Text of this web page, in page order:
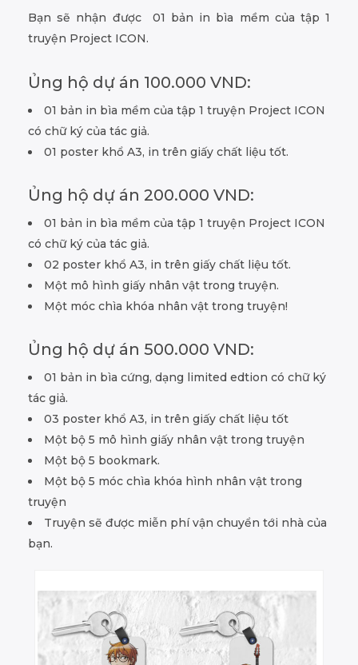
Bạn sẽ nhận được 01 bản in bìa mềm của tập 1
truyện Project ICON.
Ủng hộ dự án 100.000 VND:
01 bản in bìa mềm của tập 1 truyện Project ICON
có chữ ký của tác giả.
01 poster khổ A3, in trên giấy chất liệu tốt.
Ủng hộ dự án 200.000 VND:
01 bản in bìa mềm của tập 1 truyện Project ICON
có chữ ký của tác giả.
02 poster khổ A3, in trên giấy chất liệu tốt.
Một mô hình giấy nhân vật trong truyện.
Một móc chìa khóa nhân vật trong truyện!
Ủng hộ dự án 500.000 VND:
01 bản in bìa cứng, dạng limited edtion có chữ ký
tác giả.
03 poster khổ A3, in trên giấy chất liệu tốt
Một bộ 5 mô hình giấy nhân vật trong truyện
Một bộ 5 bookmark.
Một bộ 5 móc chìa khóa hình nhân vật trong
truyện
Truyện sẽ được miễn phí vận chuyển tới nhà của
bạn.